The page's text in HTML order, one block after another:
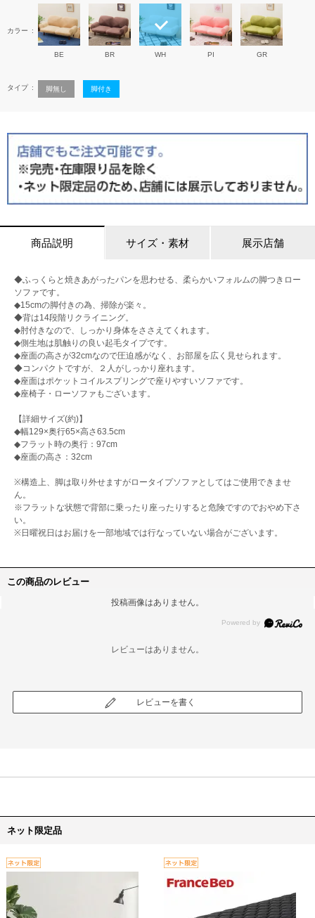
カラー
BE BR WH PI GR
タイプ 脚無し 脚付き
商品説明 サイズ・素材 展示店舗
◆ふっくらと焼きあがったパンを思わせる、柔らかいフォルムの脚つきロー
ソファです。
◆15cmの脚付きの為、掃除が楽々。
◆背は14段階リクライニング。
◆肘付きなので、しっかり身体をささえてくれます。
◆側生地は肌触りの良い起毛タイプです。
◆座面の高さが32cmなので圧迫感がなく、お部屋を広く見せられます。
◆コンパクトですが、２人がしっかり座れます。
◆座面はポケットコイルスプリングで座りやすいソファです。
◆座椅子・ローソファもございます。
【詳細サイズ(約)】
◆幅129×奥行65×高さ63.5cm
◆フラット時の奥行：97cm
◆座面の高さ：32cm
※構造上、脚は取り外せますがロータイプソファとしてはご使用できませ
ん。
※フラットな状態で背部に乗ったり座ったりすると危険ですのでおやめ下さ
い。
※日曜祝日はお届けを一部地域では行なっていない場合がございます。
この商品のレビュー
投稿画像はありません。
レビューはありません。
レビューを書く
ネット限定品